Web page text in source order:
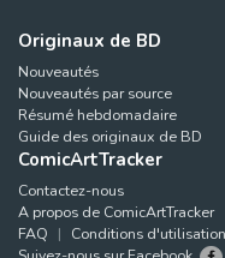
Originaux de BD
Nouveautés
Nouveautés par source
Résumé hebdomadaire
Guide des originaux de BD
ComicArtTracker
Contactez-nous
A propos de ComicArtTracker
FAQ
Conditions d'utilisation